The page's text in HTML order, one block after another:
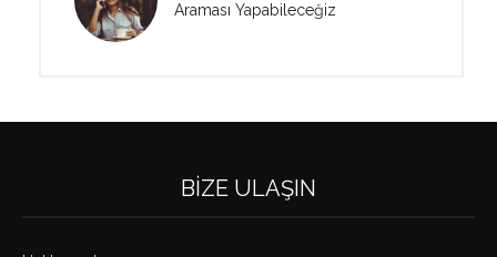
Araması Yapabileceğiz
BIZE ULAŞIN